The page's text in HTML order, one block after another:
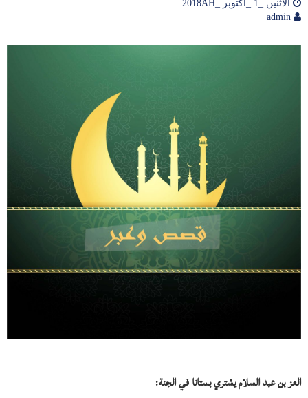
الأثنين _1 _أكتوبر _2018AH
العز بن عبد السلام يشتري بستانا في الجنة: